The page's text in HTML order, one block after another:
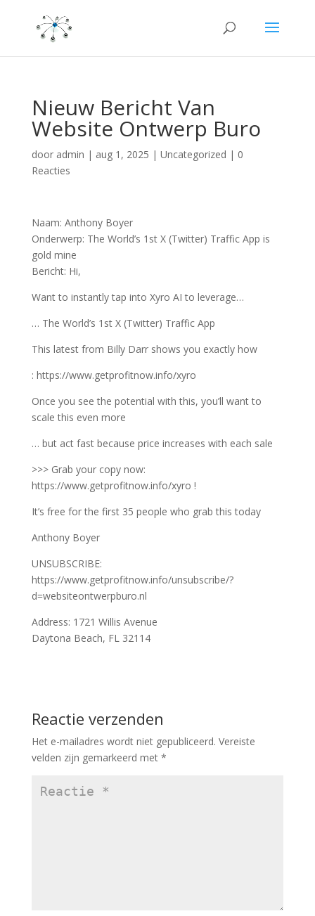
Nieuw Bericht Van
Website Ontwerp Buro
door admin | aug 1, 2025 | Uncategorized | 0
Reacties
Naam: Anthony Boyer
Onderwerp: The World’s 1st X (Twitter) Traffic App is
gold mine
Bericht: Hi,
Want to instantly tap into Xyro AI to leverage…
… The World’s 1st X (Twitter) Traffic App
This latest from Billy Darr shows you exactly how
: https://www.getprofitnow.info/xyro
Once you see the potential with this, you’ll want to
scale this even more
… but act fast because price increases with each sale
>>> Grab your copy now:
https://www.getprofitnow.info/xyro !
It’s free for the first 35 people who grab this today
Anthony Boyer
UNSUBSCRIBE:
https://www.getprofitnow.info/unsubscribe/?
d=websiteontwerpburo.nl
Address: 1721 Willis Avenue
Daytona Beach, FL 32114
Reactie verzenden
Het e-mailadres wordt niet gepubliceerd. Vereiste
velden zijn gemarkeerd met *